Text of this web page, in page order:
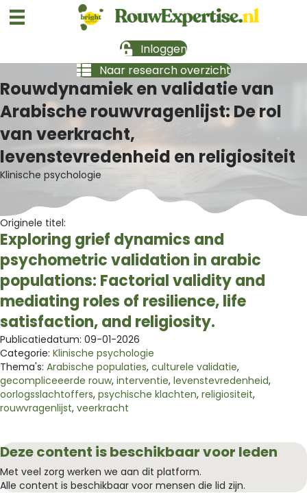
Inloggen
Naar research overzicht
Rouwdynamiek en validatie van
Arabische rouwvragenlijst: De rol
van veerkracht,
levenstevredenheid en religiositeit
Klinische psychologie
Originele titel:
Exploring grief dynamics and
psychometric validation in arabic
populations: Factorial validity and
mediating roles of resilience, life
satisfaction, and religiosity.
Publicatiedatum: 09-01-2026
Categorie: Klinische psychologie
Thema's: Arabische populaties, culturele validatie,
gecompliceeerde rouw, interventie, levenstevredenheid,
oorlogsslachtoffers, psychische klachten, religiositeit,
rouwvragenlijst, veerkracht
Deze content is beschikbaar voor leden
Met veel zorg werken we aan dit platform.
Alle content is beschikbaar voor mensen die lid zijn.